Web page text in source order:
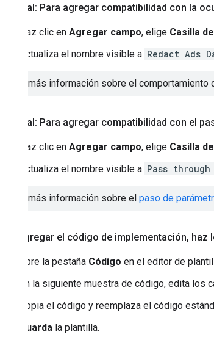
Opcional: Para agregar compatibilidad con la
Haz clic en Agregar campo, elige Casilla
Actualiza el nombre visible a Redact Ads
Obtén más información sobre el
Opcional: Para agregar compatibilidad con el
Haz clic en Agregar campo, elige Casilla
Actualiza el nombre visible a Pass through
Obtén más información sobre el paso de
Para agregar el código de implementación, haz
Abre la pestaña Código en el editor de
En la siguiente muestra de código, edita los
Copia el código y reemplaza el código
Guarda la plantilla.